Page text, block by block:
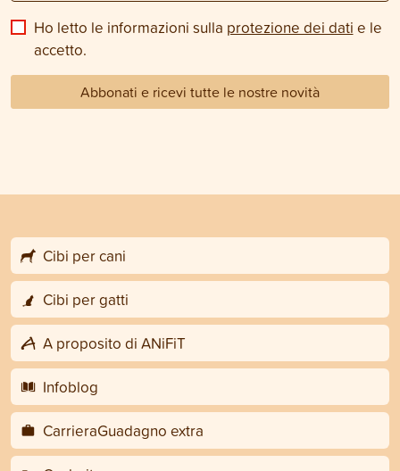
Ho letto le informazioni sulla protezione dei dati e le
accetto.
Abbonati e ricevi tutte le nostre novità
Cibi per cani
Cibi per gatti
A proposito di ANiFiT
Infoblog
CarrieraGuadagno extra